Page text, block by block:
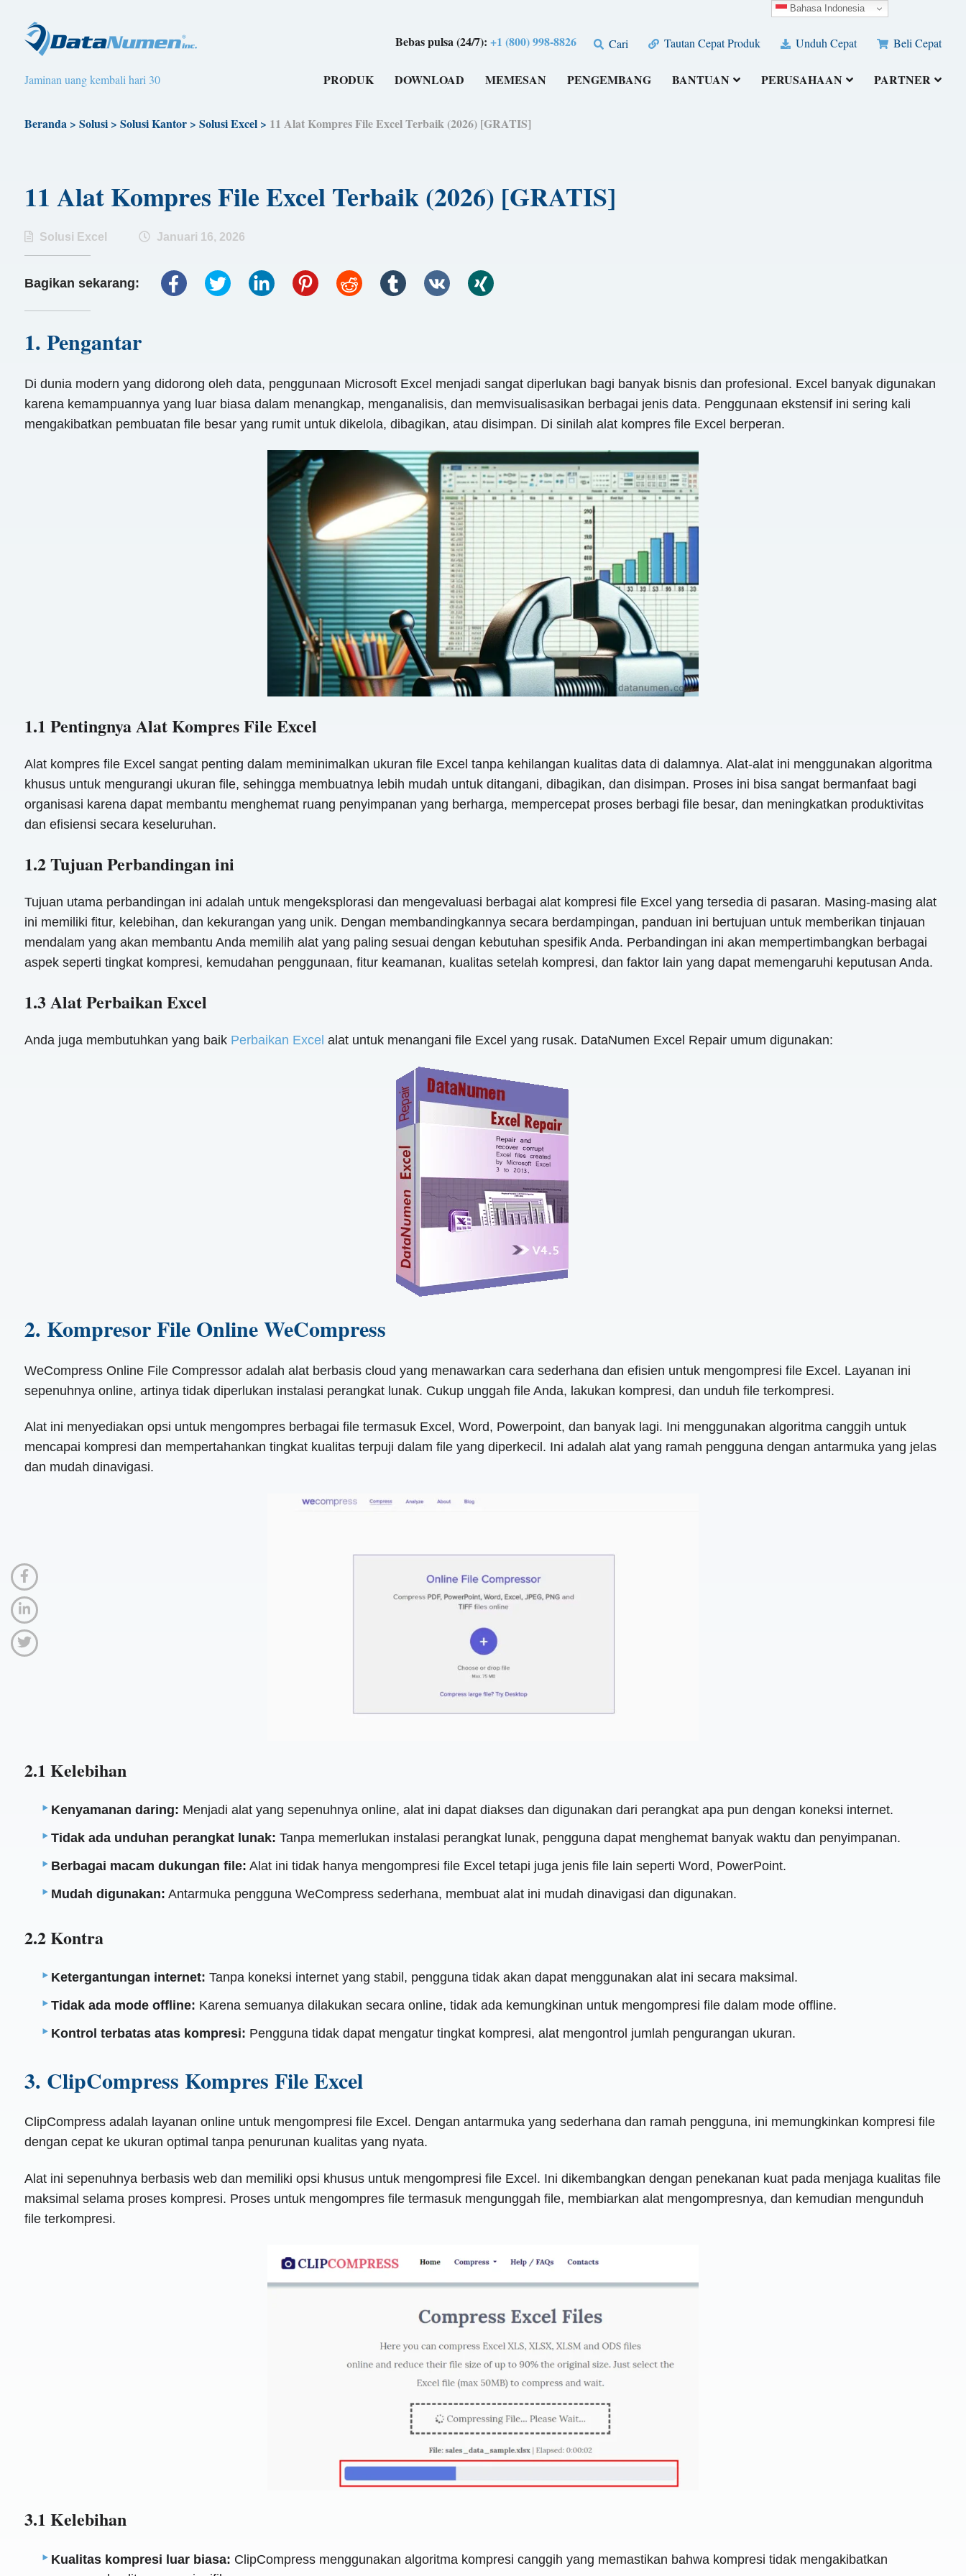
Bebas pulsa (24/7):+1 (800) 998-8826 Cari Tautan Cepat Produk Unduh Cepat Beli Cepat
Jaminan uang kembali hari 30 PRODUK DOWNLOAD MEMESAN PENGEMBANG BANTUAN PERUSAHAAN PARTNER
Beranda> Solusi> Solusi Kantor> Solusi Excel> 11 Alat Kompres File Excel Terbaik (2026) [GRATIS]
11 Alat Kompres File Excel Terbaik (2026) [GRATIS]
Solusi Excel Januari 16, 2026
Bagikan sekarang:
1. Pengantar
Di dunia modern yang didorong oleh data, penggunaan Microsoft Excel menjadi sangat diperlukan bagi banyak bisnis dan profesional. Excel banyak digunakan
karena kemampuannya yang luar biasa dalam menangkap, menganalisis, dan memvisualisasikan berbagai jenis data. Penggunaan ekstensif ini sering kali
mengakibatkan pembuatan file besar yang rumit untuk dikelola, dibagikan, atau disimpan. Di sinilah alat kompres file Excel berperan.
1.1 Pentingnya Alat Kompres File Excel
Alat kompres file Excel sangat penting dalam meminimalkan ukuran file Excel tanpa kehilangan kualitas data di dalamnya. Alat-alat ini menggunakan algoritma
khusus untuk mengurangi ukuran file, sehingga membuatnya lebih mudah untuk ditangani, dibagikan, dan disimpan. Proses ini bisa sangat bermanfaat bagi
organisasi karena dapat membantu menghemat ruang penyimpanan yang berharga, mempercepat proses berbagi file besar, dan meningkatkan produktivitas
dan efisiensi secara keseluruhan.
1.2 Tujuan Perbandingan ini
Tujuan utama perbandingan ini adalah untuk mengeksplorasi dan mengevaluasi berbagai alat kompresi file Excel yang tersedia di pasaran. Masing-masing alat
ini memiliki fitur, kelebihan, dan kekurangan yang unik. Dengan membandingkannya secara berdampingan, panduan ini bertujuan untuk memberikan tinjauan
mendalam yang akan membantu Anda memilih alat yang paling sesuai dengan kebutuhan spesifik Anda. Perbandingan ini akan mempertimbangkan berbagai
aspek seperti tingkat kompresi, kemudahan penggunaan, fitur keamanan, kualitas setelah kompresi, dan faktor lain yang dapat memengaruhi keputusan Anda.
1.3 Alat Perbaikan Excel
Anda juga membutuhkan yang baik Perbaikan Excel alat untuk menangani file Excel yang rusak. DataNumen Excel Repair umum digunakan:
2. Kompresor File Online WeCompress
WeCompress Online File Compressor adalah alat berbasis cloud yang menawarkan cara sederhana dan efisien untuk mengompresi file Excel. Layanan ini
sepenuhnya online, artinya tidak diperlukan instalasi perangkat lunak. Cukup unggah file Anda, lakukan kompresi, dan unduh file terkompresi.
Alat ini menyediakan opsi untuk mengompres berbagai file termasuk Excel, Word, Powerpoint, dan banyak lagi. Ini menggunakan algoritma canggih untuk
mencapai kompresi dan mempertahankan tingkat kualitas terpuji dalam file yang diperkecil. Ini adalah alat yang ramah pengguna dengan antarmuka yang jelas
dan mudah dinavigasi.
2.1 Kelebihan
Kenyamanan daring: Menjadi alat yang sepenuhnya online, alat ini dapat diakses dan digunakan dari perangkat apa pun dengan koneksi internet.
Tidak ada unduhan perangkat lunak: Tanpa memerlukan instalasi perangkat lunak, pengguna dapat menghemat banyak waktu dan penyimpanan.
Berbagai macam dukungan file: Alat ini tidak hanya mengompresi file Excel tetapi juga jenis file lain seperti Word, PowerPoint.
Mudah digunakan: Antarmuka pengguna WeCompress sederhana, membuat alat ini mudah dinavigasi dan digunakan.
2.2 Kontra
Ketergantungan internet: Tanpa koneksi internet yang stabil, pengguna tidak akan dapat menggunakan alat ini secara maksimal.
Tidak ada mode offline: Karena semuanya dilakukan secara online, tidak ada kemungkinan untuk mengompresi file dalam mode offline.
Kontrol terbatas atas kompresi: Pengguna tidak dapat mengatur tingkat kompresi, alat mengontrol jumlah pengurangan ukuran.
3. ClipCompress Kompres File Excel
ClipCompress adalah layanan online untuk mengompresi file Excel. Dengan antarmuka yang sederhana dan ramah pengguna, ini memungkinkan kompresi file
dengan cepat ke ukuran optimal tanpa penurunan kualitas yang nyata.
Alat ini sepenuhnya berbasis web dan memiliki opsi khusus untuk mengompresi file Excel. Ini dikembangkan dengan penekanan kuat pada menjaga kualitas file
maksimal selama proses kompresi. Proses untuk mengompres file termasuk mengunggah file, membiarkan alat mengompresnya, dan kemudian mengunduh
file terkompresi.
3.1 Kelebihan
Kualitas kompresi luar biasa: ClipCompress menggunakan algoritma kompresi canggih yang memastikan bahwa kompresi tidak mengakibatkan
Bahasa Indonesia